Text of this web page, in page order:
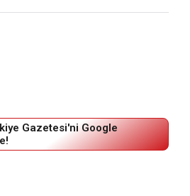
Gazetesi'ni Google